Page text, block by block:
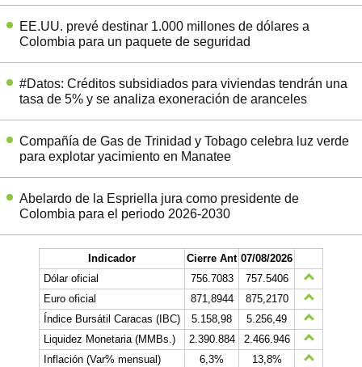
EE.UU. prevé destinar 1.000 millones de dólares a
Colombia para un paquete de seguridad
#Datos: Créditos subsidiados para viviendas tendrán una
tasa de 5% y se analiza exoneración de aranceles
Compañía de Gas de Trinidad y Tobago celebra luz verde
para explotar yacimiento en Manatee
Abelardo de la Espriella jura como presidente de
Colombia para el periodo 2026-2030
Indicador Cierre Ant 07/08/2026
Dólar oficial
756.7083
757.5406
Euro oficial
871,8944
875,2170
Índice Bursátil Caracas (IBC)
5.158,98
5.256,49
Liquidez Monetaria (MMBs.)
2.390.884
2.466.946
Inflación (Var% mensual)
6,3%
13,8%